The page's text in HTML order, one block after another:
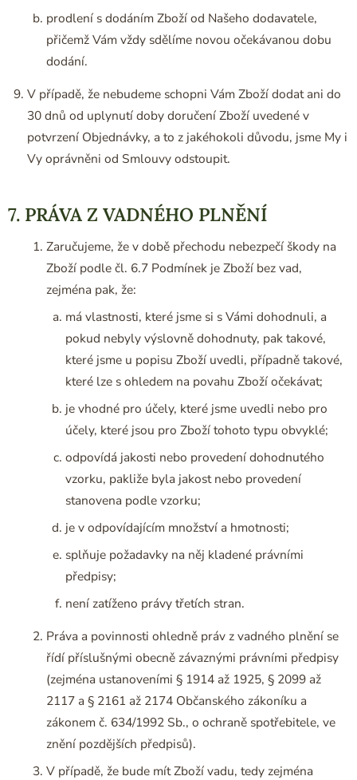
prodlení s dodáním Zboží od Našeho dodavatele,
přičemž Vám vždy sdělíme novou očekávanou dobu
dodání.
V případě, že nebudeme schopni Vám Zboží dodat ani do
30 dnů od uplynutí doby doručení Zboží uvedené v
potvrzení Objednávky, a to z jakéhokoli důvodu, jsme My i
Vy oprávněni od Smlouvy odstoupit.
7. PRÁVA Z VADNÉHO PLNĚNÍ
Zaručujeme, že v době přechodu nebezpečí škody na
Zboží podle čl. 6.7 Podmínek je Zboží bez vad,
zejména pak, že:
má vlastnosti, které jsme si s Vámi dohodnuli, a
pokud nebyly výslovně dohodnuty, pak takové,
které jsme u popisu Zboží uvedli, případně takové,
které lze s ohledem na povahu Zboží očekávat;
je vhodné pro účely, které jsme uvedli nebo pro
účely, které jsou pro Zboží tohoto typu obvyklé;
odpovídá jakosti nebo provedení dohodnutého
vzorku, pakliže byla jakost nebo provedení
stanovena podle vzorku;
je v odpovídajícím množství a hmotnosti;
splňuje požadavky na něj kladené právními
předpisy;
není zatíženo právy třetích stran.
Práva a povinnosti ohledně práv z vadného plnění se
řídí příslušnými obecně závaznými právními předpisy
(zejména ustanoveními § 1914 až 1925, § 2099 až
2117 a § 2161 až 2174 Občanského zákoníku a
zákonem č. 634/1992 Sb., o ochraně spotřebitele, ve
znění pozdějších předpisů).
V případě, že bude mít Zboží vadu, tedy zejména